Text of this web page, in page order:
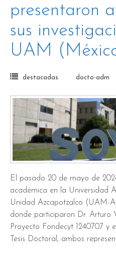
presentaron
sus
UAM
destacadas docto-adm
El pasado 20 de mayo de
académica en la Universidad
Unidad Azcapotzalco (UAM-
donde participaron Dr. Arturo
Proyecto Fondecyt 1240707 y
Tesis Doctoral, ambos